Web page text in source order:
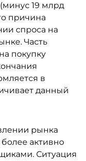
19 млрд
причина
спроса на
Часть
покупку
в
данный
рынка
активно
Ситуация